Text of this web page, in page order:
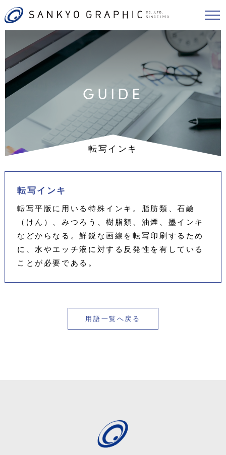
GUIDE
転写インキ
転写インキ
転写平版に用いる特殊インキ。脂肪類、石鹼
（けん）、みつろう、樹脂類、油煙、墨インキ
などからなる。鮮鋭な画線を転写印刷するため
に、水やエッチ液に対する反発性を有している
ことが必要である。
用語一覧へ戻る